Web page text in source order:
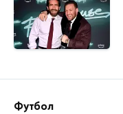
Футбол